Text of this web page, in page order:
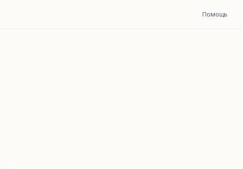
Помощь